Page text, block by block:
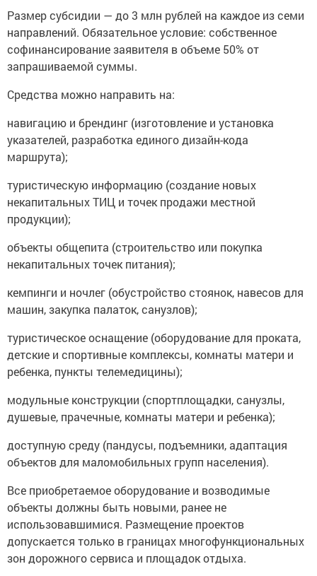
Размер субсидии — до 3 млн рублей на каждое из семи
направлений. Обязательное условие: собственное
софинансирование заявителя в объеме 50% от
запрашиваемой суммы.
Средства можно направить на:
навигацию и брендинг (изготовление и установка
указателей, разработка единого дизайн-кода
маршрута);
туристическую информацию (создание новых
некапитальных ТИЦ и точек продажи местной
продукции);
объекты общепита (строительство или покупка
некапитальных точек питания);
кемпинги и ночлег (обустройство стоянок, навесов для
машин, закупка палаток, санузлов);
туристическое оснащение (оборудование для проката,
детские и спортивные комплексы, комнаты матери и
ребенка, пункты телемедицины);
модульные конструкции (спортплощадки, санузлы,
душевые, прачечные, комнаты матери и ребенка);
доступную среду (пандусы, подъемники, адаптация
объектов для маломобильных групп населения).
Все приобретаемое оборудование и возводимые
объекты должны быть новыми, ранее не
использовавшимися. Размещение проектов
допускается только в границах многофункциональных
зон дорожного сервиса и площадок отдыха.